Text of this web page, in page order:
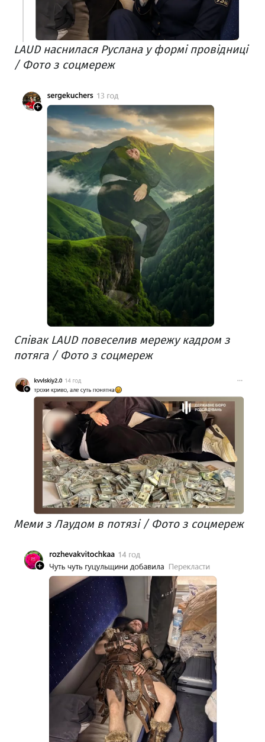
LAUD наснилася Руслана у формі провідниці
/ Фото з соцмереж
Співак LAUD повеселив мережу кадром з
потяга / Фото з соцмереж
Меми з Лаудом в потязі / Фото з соцмереж